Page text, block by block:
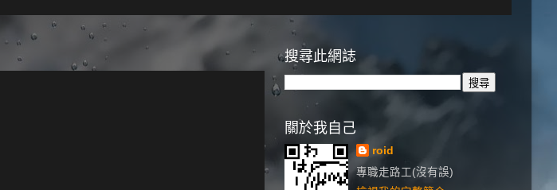
搜尋此網誌
關於我自己
roid
專職走路工(沒有誤)